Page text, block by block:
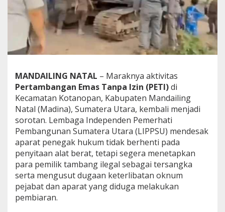
n
g
E
m
e
g
a
M
a
d
i
n
a
D
i
p
MANDAILING NATAL – Maraknya aktivitas
Pertambangan Emas Tanpa Izin (PETI)di
Kecamatan Kotanopan, Kabupaten Mandailing
Natal (Madina), Sumatera Utara, kembali menjadi
sorotan. Lembaga Independen Pemerhati
Pembangunan Sumatera Utara (LIPPSU) mendesak
aparat penegak hukum tidak berhenti pada
penyitaan alat berat, tetapi segera menetapkan
para pemilik tambang ilegal sebagai tersangka
serta mengusut dugaan keterlibatan oknum
pejabat dan aparat yang diduga melakukan
pembiaran.